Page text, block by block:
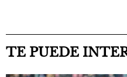
TE PUEDE